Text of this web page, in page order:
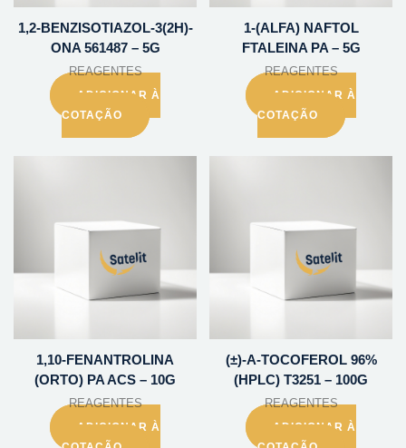
1,2-BENZISOTIAZOL-3(2H)-
ONA 561487 – 5G
REAGENTES
ADICIONAR À
COTAÇÃO
1-(ALFA) NAFTOL
FTALEINA PA – 5G
REAGENTES
ADICIONAR À
COTAÇÃO
1,10-FENANTROLINA
(ORTO) PA ACS – 10G
REAGENTES
ADICIONAR À
(±)-A-TOCOFEROL 96%
(HPLC) T3251 – 100G
REAGENTES
ADICIONAR À